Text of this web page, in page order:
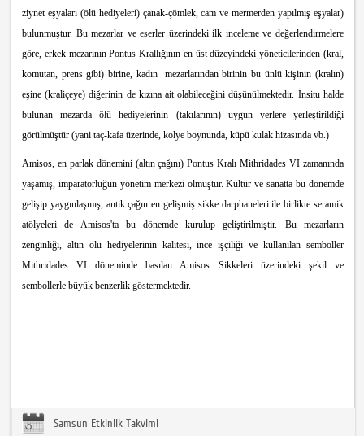
ziynet eşyaları (ölü hediyeleri) çanak-çömlek, cam ve mermerden yapılmış eşyalar)
bulunmuştur. Bu mezarlar ve eserler üzerindeki ilk inceleme ve değerlendirmelere
göre, erkek mezarının Pontus Krallığının en üst düzeyindeki yöneticilerinden (kral,
komutan, prens gibi) birine, kadın mezarlarından birinin bu ünlü kişinin (kralın)
eşine (kraliçeye) diğerinin de kızına ait olabileceğini düşünülmektedir. İnsitu halde
bulunan mezarda ölü hediyelerinin (takılarının) uygun yerlere yerleştirildiği
görülmüştür (yani taç-kafa üzerinde, kolye boynunda, küpü kulak hizasında vb.)
Amisos, en parlak dönemini (altın çağını) Pontus Kralı Mithridades VI zamanında
yaşamış, imparatorluğun yönetim merkezi olmuştur. Kültür ve sanatta bu dönemde
gelişip yaygınlaşmış, antik çağın en gelişmiş sikke darphaneleri ile birlikte seramik
atölyeleri de Amisos'ta bu dönemde kurulup geliştirilmiştir. Bu mezarların
zenginliği, altın ölü hediyelerinin kalitesi, ince işçiliği ve kullanılan semboller
Mithridades VI döneminde basılan Amisos Sikkeleri üzerindeki şekil ve
sembollerle büyük benzerlik göstermektedir.
Samsun Etkinlik Takvimi